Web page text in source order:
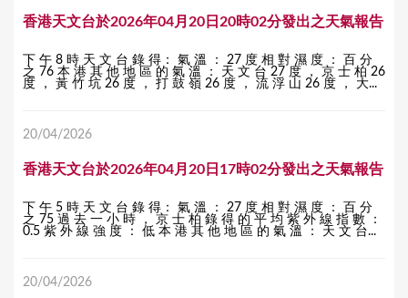
香港天文台於2026年04月20日20時02分發出之天氣報告
下 午 8 時 天 文 台 錄 得： 氣 溫 ： 27 度 相 對 濕 度 ： 百 分
之 76 本 港 其 他 地 區 的 氣 溫 ： 天 文 台 27 度 ， 京 士 柏 26
度 ， 黃 竹 坑 26 度 ， 打 鼓 嶺 26 度 ， 流 浮 山 26 度 ， 大...
20/04/2026
香港天文台於2026年04月20日17時02分發出之天氣報告
下 午 5 時 天 文 台 錄 得： 氣 溫 ： 27 度 相 對 濕 度 ： 百 分
之 75 過 去 一 小 時 ， 京 士 柏 錄 得 的 平 均 紫 外 線 指 數 ：
0.5 紫 外 線 強 度 ： 低 本 港 其 他 地 區 的 氣 溫 ： 天 文 台...
20/04/2026